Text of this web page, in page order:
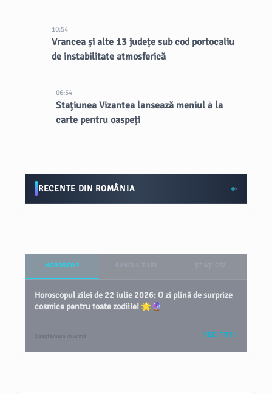
10:54
Vrancea și alte 13 județe sub cod portocaliu
de instabilitate atmosferică
06:54
Stațiunea Vizantea lansează meniul à la
carte pentru oaspeți
RECENTE DIN ROMÂNIA
HOROSCOP
Horoscopul zilei de 22 iulie 2026: O zi plină de surprize
cosmice pentru toate zodiile! 🌟🔮
2 săptămâni în urmă VEZI TOT